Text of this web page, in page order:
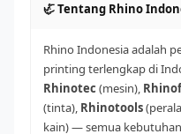
🦏 Tentang Rhino
Rhino Indonesia adalah
printing terlengkap di
Rhinotec (mesin),
(tinta), Rhinotools
kain) — semua